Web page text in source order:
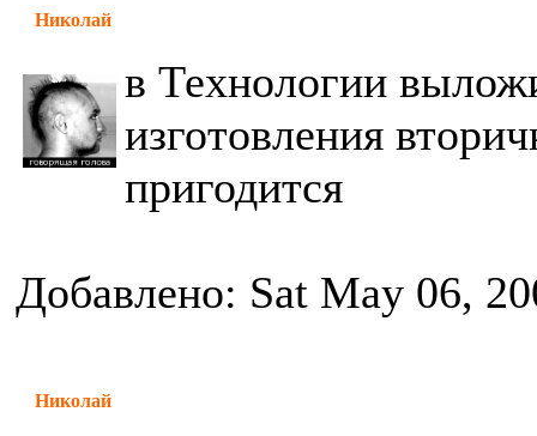
Николай
в Технологии
изготовления
пригодится
Добавлено: Sat May 06,
Николай